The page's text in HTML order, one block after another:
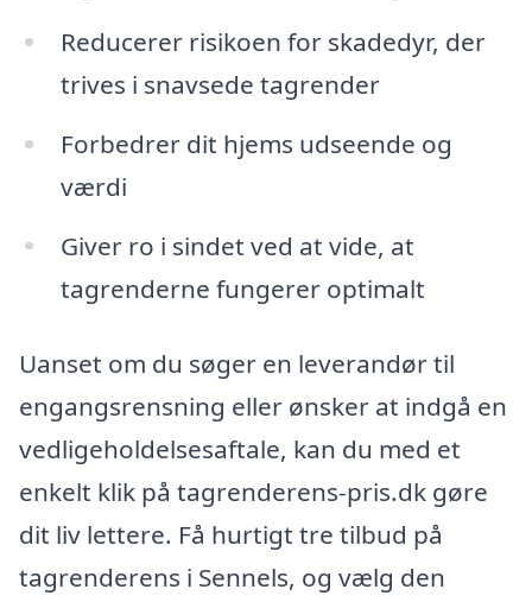
Reducerer risikoen for skadedyr, der
trives i snavsede tagrender
Forbedrer dit hjems udseende og
værdi
Giver ro i sindet ved at vide, at
tagrenderne fungerer optimalt
Uanset om du søger en leverandør til
engangsrensning eller ønsker at indgå en
vedligeholdelsesaftale, kan du med et
enkelt klik på tagrenderens-pris.dk gøre
dit liv lettere. Få hurtigt tre tilbud på
tagrenderens i Sennels, og vælg den